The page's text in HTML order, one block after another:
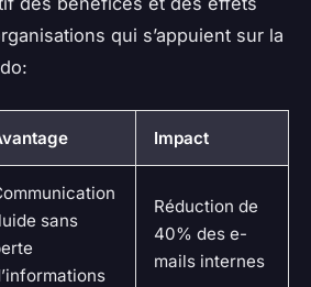
qui s’appuient sur la
Impact
sans
Réduction de
40% des e-
mails internes